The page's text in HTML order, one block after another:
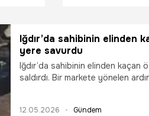
Iğdır’da sahibinin elinden
yere savurdu
Iğdır’da sahibinin elinden kaçan
saldırdı. Bir markete yönelen
12.05.2026 Gündem